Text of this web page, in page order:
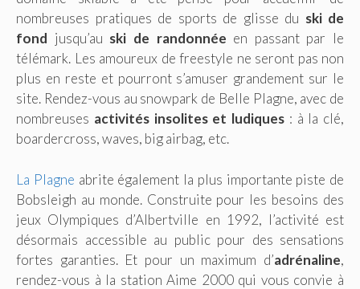
nombreuses pratiques de sports de glisse du ski de
fond jusqu’au ski de randonnée en passant par le
télémark. Les amoureux de freestyle ne seront pas non
plus en reste et pourront s’amuser grandement sur le
site. Rendez-vous au snowpark de Belle Plagne, avec de
nombreuses activités insolites et ludiques : à la clé,
boardercross, waves, big airbag, etc.
La Plagne abrite également la plus importante piste de
Bobsleigh au monde. Construite pour les besoins des
jeux Olympiques d’Albertville en 1992, l’activité est
désormais accessible au public pour des sensations
fortes garanties. Et pour un maximum d’adrénaline,
rendez-vous à la station Aime 2000 qui vous convie à